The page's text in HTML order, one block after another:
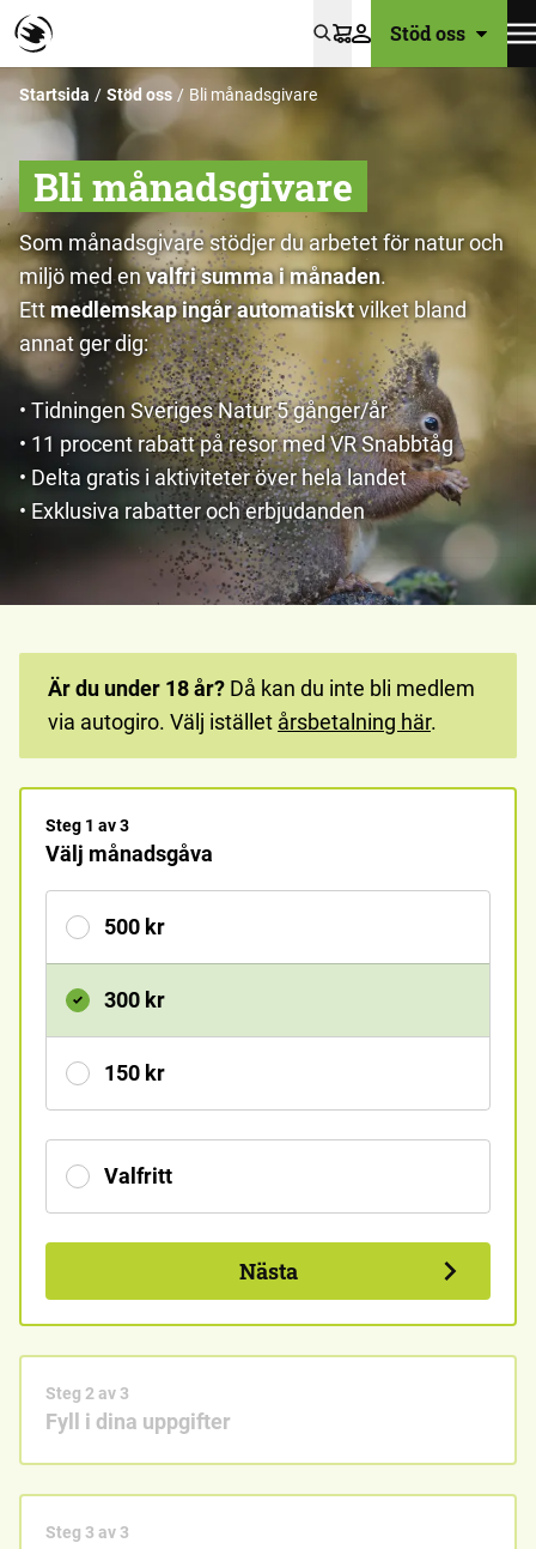
VarukorgStöd oss
Startsida Stöd oss Bli månadsgivare
Bli månadsgivare
Som månadsgivare stödjer du arbetet för natur och
miljö med envalfri summa i månaden.
Ett medlemskap ingår automatisktvilket bland
annat ger dig:
• Tidningen Sveriges Natur 5 gånger/år
• 11 procent rabatt på resor med VR Snabbtåg
• Delta gratis i aktiviteter över hela landet
• Exklusiva rabatter och erbjudanden
Är du under 18 år? Då kan du inte bli medlem
via autogiro. Välj istället årsbetalning här.
Steg 1 av3
Välj månadsgåva
500 kr
300 kr
150 kr
Valfritt
Nästa
Steg 2 av 3
Fyll i dina uppgifter
Steg 3 av 3